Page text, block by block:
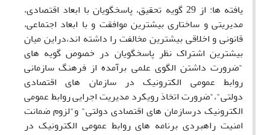
یافته ها: از 29 گویه تحقیق، پاسخگویان با ابعاد اقتصادی،
مدیریتی و ساختاری بیشترین موافقت و با ابعاد اجتماعی،
قانونی و اخلاقی بیشترین مخالفت را داشته اند،دراین میان
بیشترین اشتراک نظر پاسخگویان در خصوص گویه های
"ضرورت داشتن الگوی علمی برآمده از فرهنگ سازمانی
روابط عمومی الکترونیک در سازمان های اقتصادی
دولتی"،"ضرورت اتخاذ رویکرد مدیریت اجرایی روابط عمومی
الکترونیک درسازمان های اقتصادی دولتی" و"لزوم ضمانت
امنیت راهبردی برنامه های روابط عمومی الکترونیک در